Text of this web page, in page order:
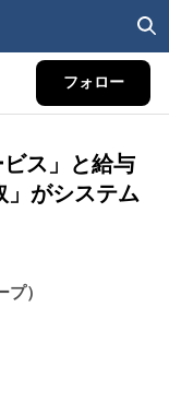
フォロー
ス」と給与
」がシステム
）